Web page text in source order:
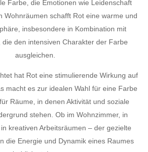
Farbe, die Emotionen wie Leidenschaft
Wohnräumen schafft Rot eine warme und
insbesondere in Kombination mit
den intensiven Charakter der Farbe
ausgleichen.
hat Rot eine stimulierende Wirkung auf
macht es zur idealen Wahl für eine Farbe
Räume, in denen Aktivität und soziale
stehen. Ob im Wohnzimmer, in
kreativen Arbeitsräumen – der gezielte
die Energie und Dynamik eines Raumes